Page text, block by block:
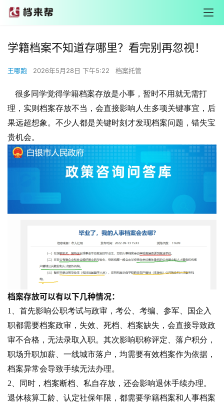
学籍档案不知道存哪里？看完别再忽视！
王哪跑 2026年5月28日 下午5:22 档案托管
很多同学觉得学籍档案存放是小事，暂时不用就无需打
理，实则档案存放不当，会直接影响人生多项关键事宜，后
果远超想象。不少人都是关键时刻才发现档案问题，错失宝
贵机会。
档案存放可以有以下几种情况：
1、首先影响公职考试与政审，考公、考编、参军、国企入
职都需要档案政审，失效、死档、档案缺失，会直接导致政
审不合格，无法录取入职。其次影响职称评定、落户积分，
职场升职加薪、一线城市落户，均需要有效档案作为依据，
档案异常会导致手续无法办理。
2、同时，档案断档、私自存放，还会影响退休手续办理。
退休核算工龄、认定社保年限，都需要学籍档案和人事档案